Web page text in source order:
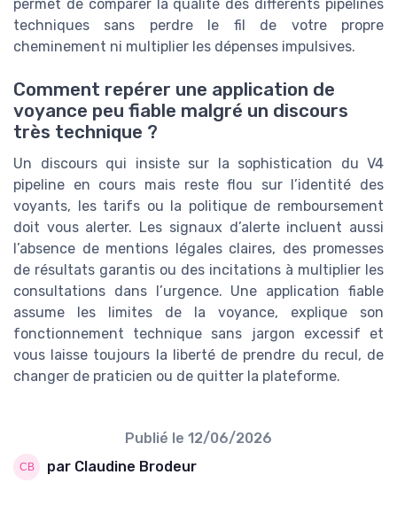
permet de comparer la qualité des différents pipelines
techniques sans perdre le fil de votre propre
cheminement ni multiplier les dépenses impulsives.
Comment repérer une application de
voyance peu fiable malgré un discours
très technique ?
Un discours qui insiste sur la sophistication du V4
pipeline en cours mais reste flou sur l’identité des
voyants, les tarifs ou la politique de remboursement
doit vous alerter. Les signaux d’alerte incluent aussi
l’absence de mentions légales claires, des promesses
de résultats garantis ou des incitations à multiplier les
consultations dans l’urgence. Une application fiable
assume les limites de la voyance, explique son
fonctionnement technique sans jargon excessif et
vous laisse toujours la liberté de prendre du recul, de
changer de praticien ou de quitter la plateforme.
Publié le 12/06/2026
par Claudine Brodeur